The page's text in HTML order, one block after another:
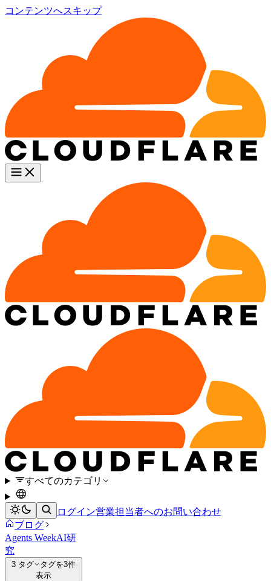
コンテンツへスキップ
すべてのカテゴリ
ログイン営業担当者へのお問い合わせ
ブログ
Agents WeekAI研
究
3 タグ
タグを3件
表示